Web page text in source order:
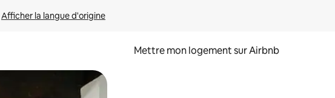
Afficher la langue d'origine
Mettre mon logement sur Airbnb